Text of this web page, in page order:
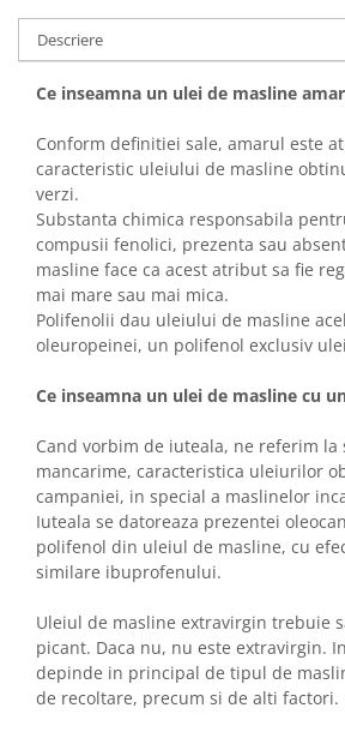
Descriere
Ce inseamna un ulei de masline
Conform definitiei sale, amarul este
caracteristic uleiului de masline
verzi.
Substanta chimica responsabila
compusii fenolici, prezenta sau
masline face ca acest atribut sa fie
mai mare sau mai mica.
Polifenolii dau uleiului de masline
oleuropeinei, un polifenol exclusiv
Ce inseamna un ulei de masline cu
Cand vorbim de iuteala, ne referim la
mancarime, caracteristica uleiurilor
campaniei, in special a maslinelor
Iuteala se datoreaza prezentei
polifenol din uleiul de masline, cu
similare ibuprofenului.
Uleiul de masline extravirgin trebuie
picant. Daca nu, nu este extravirgin.
depinde in principal de tipul de
de recoltare, precum si de alti factori.